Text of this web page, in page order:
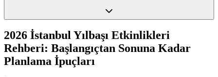
2026 İstanbul Yılbaşı Etkinlikleri
Rehberi: Başlangıçtan Sonuna Kadar
Planlama İpuçları